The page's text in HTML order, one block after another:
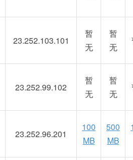
23.252.103.101
暂
无
暂
无
23.252.99.102
暂
无
暂
无
23.252.96.201
100
MB
500
MB